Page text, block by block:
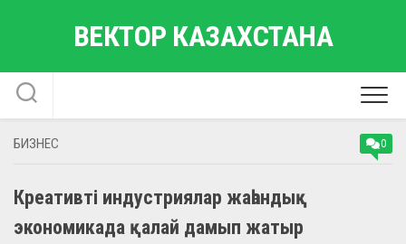
ВЕКТОР КАЗАХСТАНА
БИЗНЕС 0
Креативті индустриялар жаһандық
экономикада қалай дамып жатыр